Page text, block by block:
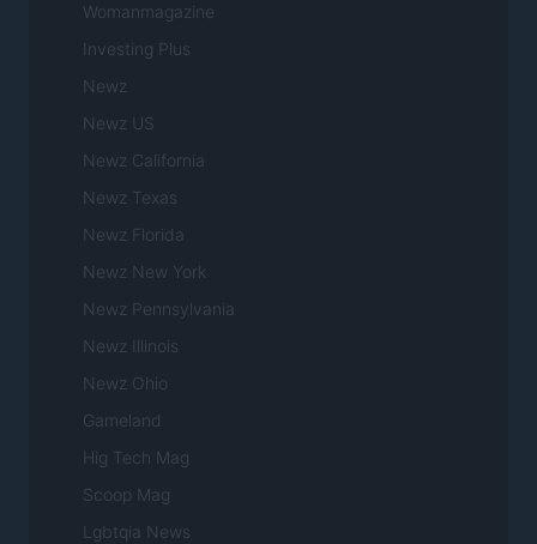
Womanmagazine
Investing Plus
Newz
Newz US
Newz California
Newz Texas
Newz Florida
Newz New York
Newz Pennsylvania
Newz Illinois
Newz Ohio
Gameland
Hig Tech Mag
Scoop Mag
Lgbtqia News